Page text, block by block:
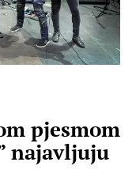
pjesmom
najavljuju